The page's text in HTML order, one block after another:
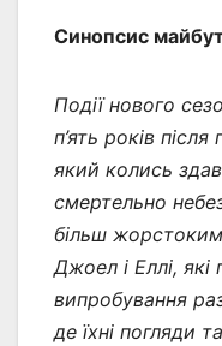
Синопсис
Події нового
п’ять років
який колись
смертельно
більш
Джоел і Еллі,
випробування
де їхні погляди